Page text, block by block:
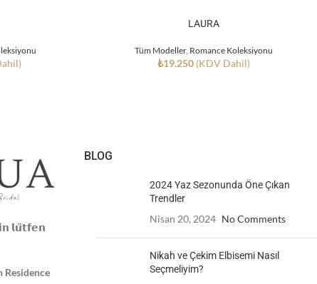
LAURA
Tüm Modeller, Romance Koleksiyonu
₺19.250 (KDV Dahil)
𝗹𝘂̈𝘁𝗳𝗲𝗻
Residence
BLOG
2024 Yaz Sezonunda Öne Çıkan
Trendler
Nisan 20, 2024 No Comments
Nikah ve Çekim Elbisemi Nasıl
Seçmeliyim?